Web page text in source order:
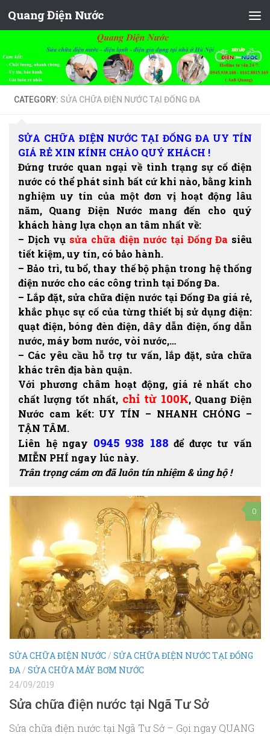
Skip to content
Quang Điện Nước
CATEGORY: SỬA CHỮA ĐIỆN NƯỚC TẠI ĐỐNG ĐA
SỬA CHỮA ĐIỆN NƯỚC TẠI ĐỐNG ĐA UY TÍN
GIÁ RẺ XIN KÍNH CHÀO QUÝ KHÁCH !
Đứng trước quan ngại về tình trạng sự cố điện
nước có thể phát sinh bất cứ khi nào, bằng kinh
nghiệm uy tín của một đơn vị hoạt động lâu
năm, Quang Điện Nước mang đến cho quý
khách hàng lựa chọn an tâm nhất về:
– Dịch vụ sửa chữa điện nước tại Đống Đa siêu
tiết kiệm, uy tín, có bảo hành.
– Bảo trì, tu bổ, thay thế bộ phận trong hệ thống
điện nước cho các công trình tại Đống Đa.
– Lắp đặt, sửa chữa điện nước tại Đống Đa giá rẻ,
khắc phục sự cố của từng thiết bị sử dụng điện:
quạt điện, bóng đèn điện, dây dẫn điện, ống dẫn
nước, máy bơm nước, vòi nước,…
– Các yêu cầu hỗ trợ tư vấn, lắp đặt, sửa chữa
khác trên địa bàn quận.
Với phương châm hoạt động, giá rẻ nhất cho
chất lượng tốt nhất, chỉ từ 100K, Quang Điện
Nước cam kết: UY TÍN – NHANH CHÓNG –
TẬN TÂM.
Liên hệ ngay 0945 938 188 để được tư vấn
MIỄN PHÍ ngay lúc này.
Trân trọng cám ơn đã luôn tín nhiệm & ủng hộ !
0
SỬA CHỮA ĐIỆN NƯỚC/ SỬA CHỮA ĐIỆN NƯỚC TẠI ĐỐNG
ĐA/ SỬA CHỮA MÁY BƠM NƯỚC
24/09/2019
Sửa chữa điện nước tại Ngã Tư Sở
Sửa chữa điện nước tại Ngã Tư Sở – Gọi ngay QUANG